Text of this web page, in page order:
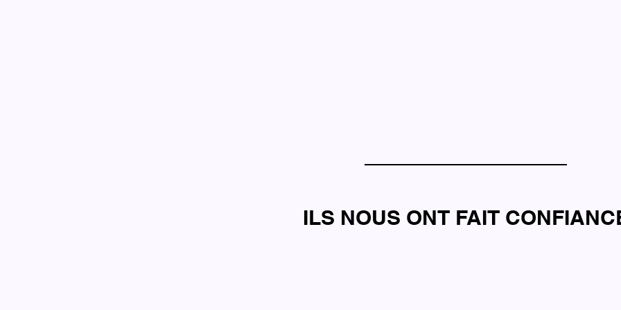
ILS NOUS ONT FAIT